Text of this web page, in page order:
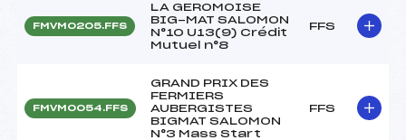
FMVM0205.FFS
LA GEROMOISE
BIG-MAT SALOMON
N°10 U13(9) Crédit
Mutuel n°8
FFS
FMVM0054.FFS
GRAND PRIX DES
FERMIERS
AUBERGISTES
BIGMAT SALOMON
N°3 Mass Start
FFS